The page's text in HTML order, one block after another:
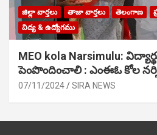
జిల్లా వార్తలు తాజా వార్తలు తెలంగాణ
విద్య & ఉద్యోగము
MEO kola Narsimulu:
పెంపొందించాలి : ఎంఈఓ కోల
07/11/2024 SIRA NEWS